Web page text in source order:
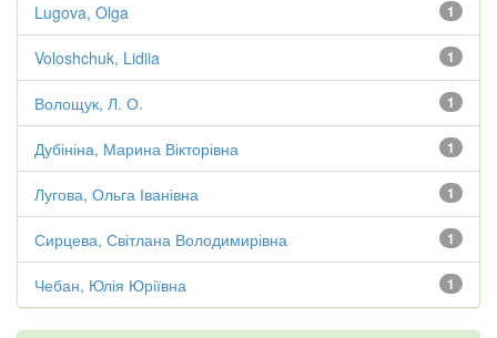
1
Lugova, Olga
1
Voloshchuk, Lidiia
1
Волощук, Л. О.
1
Дубініна, Марина Вікторівна
1
Лугова, Ольга Іванівна
1
Сирцева, Світлана Володимирівна
1
Чебан, Юлія Юріївна